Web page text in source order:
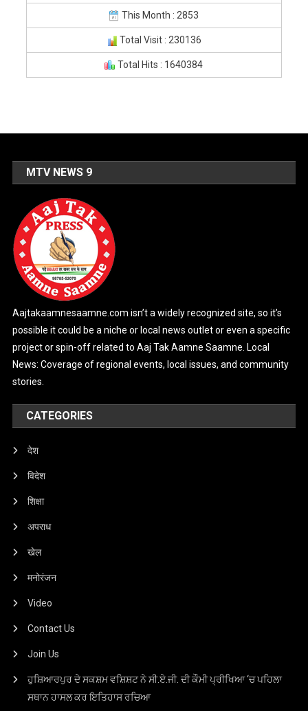
This Month : 2853
Total Visit : 230136
Total Hits : 1640384
MTV NEWS 9
Aajtakaamnesaamne.com isn’t a widely recognized site, so it’s
possible it could be a niche or local news outlet or even a specific
project or spin-off related to Aaj Tak Aamne Saamne. Local
News: Coverage of regional events, local issues, and community
stories.
CATEGORIES
देश
विदेश
शिक्षा
अपराध
खेल
मनोरंजन
Video
Contact Us
Join Us
ਹੁਸ਼ਿਆਰਪੁਰ ਦੇ ਸਕਸ਼ਮ ਵਸ਼ਿਸ਼ਟ ਨੇ ਸੀ.ਏ.ਜੀ. ਦੀ ਕੌਮੀ ਪ੍ਰੀਖਿਆ ‘ਚ ਪਹਿਲਾ
ਸਥਾਨ ਹਾਸਲ ਕਰ ਇਤਿਹਾਸ ਰਚਿਆ